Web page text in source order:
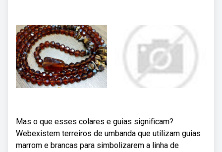
Mas o que esses colares e guias significam?
Webexistem terreiros de umbanda que utilizam guias
marrom e brancas para simbolizarem a linha de